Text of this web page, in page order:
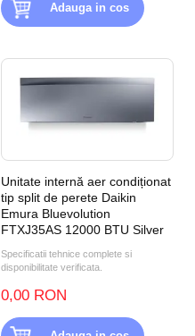
Adauga in cos
Unitate internă aer condiționat
tip split de perete Daikin
Emura Bluevolution
FTXJ35AS 12000 BTU Silver
Specificatii tehnice complete si
disponibilitate verificata.
0,00 RON